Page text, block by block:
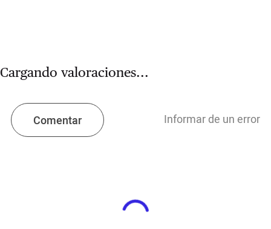
Cargando valoraciones...
Comentar Informar de un error